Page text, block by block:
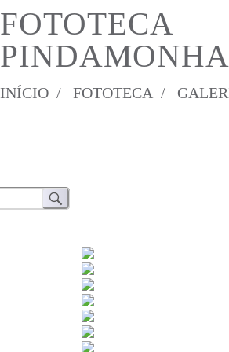
FOTOTECA
INÍCIO / FOTOTECA /